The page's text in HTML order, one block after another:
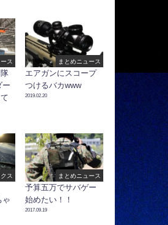
ス
ー
まとめニュース
エアガンにスコープ
つけるバカwww
2019.02.20
ス
ゃ
まとめニュース
予算五万でサバゲー
始めたい！！
2017.09.19